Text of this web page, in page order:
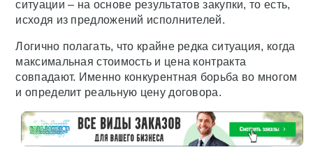
ситуации – на основе результатов закупки, то есть,
исходя из предложений исполнителей.
Логично полагать, что крайне редка ситуация, когда
максимальная стоимость и цена контракта
совпадают. Именно конкурентная борьба во многом
и определит реальную цену договора.